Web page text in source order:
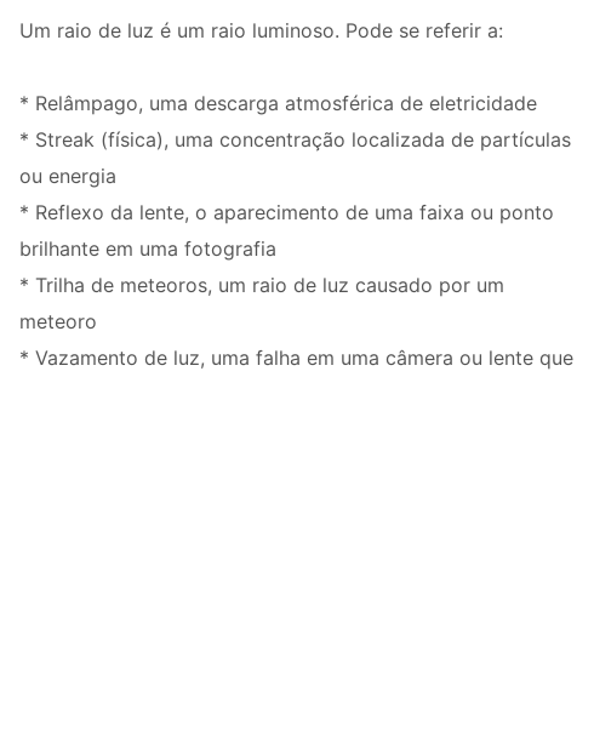
Um raio de luz é um raio luminoso. Pode se referir a:
* Relâmpago, uma descarga atmosférica de eletricidade
* Streak (física), uma concentração localizada de partículas
ou energia
* Reflexo da lente, o aparecimento de uma faixa ou ponto
brilhante em uma fotografia
* Trilha de meteoros, um raio de luz causado por um
meteoro
* Vazamento de luz, uma falha em uma câmera ou lente que